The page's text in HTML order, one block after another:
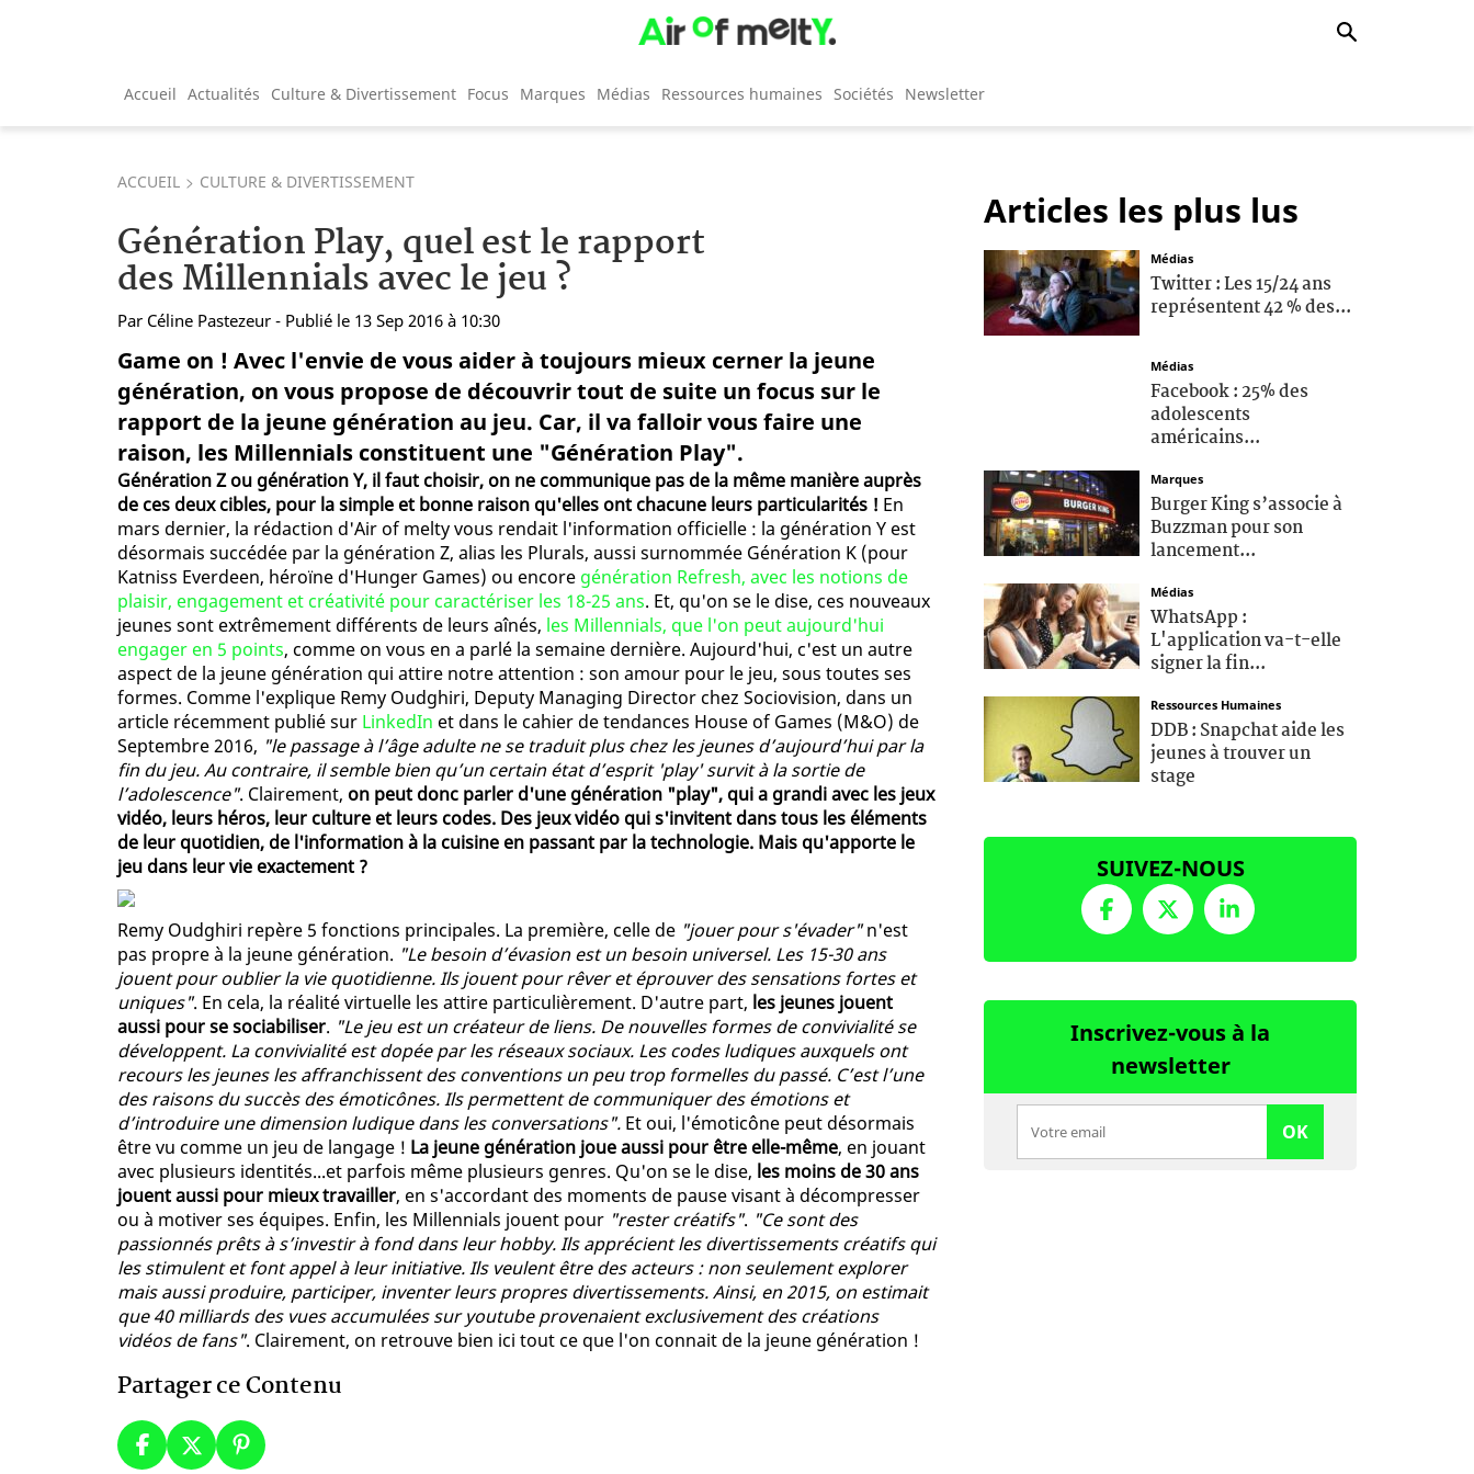
Accueil Actualités Culture & Divertissement Focus Marques Médias Ressources humaines Sociétés Newsletter
ACCUEIL CULTURE & DIVERTISSEMENT
Génération Play, quel est le rapport
des Millennials avec le jeu ?
Par Céline Pastezeur - Publié le 13 Sep 2016 à 10:30
Game on ! Avec l'envie de vous aider à toujours mieux cerner la jeune
génération, on vous propose de découvrir tout de suite un focus sur le
rapport de la jeune génération au jeu. Car, il va falloir vous faire une
raison, les Millennials constituent une "Génération Play".
Génération Z ou génération Y, il faut choisir, on ne communique pas de la même manière auprès
de ces deux cibles, pour la simple et bonne raison qu'elles ont chacune leurs particularités ! En
mars dernier, la rédaction d'Air of melty vous rendait l'information officielle : la génération Y est
désormais succédée par la génération Z, alias les Plurals, aussi surnommée Génération K (pour
Katniss Everdeen, héroïne d'Hunger Games) ou encore génération Refresh, avec les notions de
plaisir, engagement et créativité pour caractériser les 18-25 ans. Et, qu'on se le dise, ces nouveaux
jeunes sont extrêmement différents de leurs aînés, les Millennials, que l'on peut aujourd'hui
engager en 5 points, comme on vous en a parlé la semaine dernière. Aujourd'hui, c'est un autre
aspect de la jeune génération qui attire notre attention : son amour pour le jeu, sous toutes ses
formes. Comme l'explique Remy Oudghiri, Deputy Managing Director chez Sociovision, dans un
article récemment publié sur LinkedIn et dans le cahier de tendances House of Games (M&O) de
Septembre 2016, "le passage à l’âge adulte ne se traduit plus chez les jeunes d’aujourd’hui par la
fin du jeu. Au contraire, il semble bien qu’un certain état d’esprit 'play' survit à la sortie de
l’adolescence". Clairement, on peut donc parler d'une génération "play", qui a grandi avec les jeux
vidéo, leurs héros, leur culture et leurs codes. Des jeux vidéo qui s'invitent dans tous les éléments
de leur quotidien, de l'information à la cuisine en passant par la technologie. Mais qu'apporte le
jeu dans leur vie exactement ?
Remy Oudghiri repère 5 fonctions principales. La première, celle de "jouer pour s'évader"n'est
pas propre à la jeune génération. "Le besoin d’évasion est un besoin universel. Les 15-30 ans
jouent pour oublier la vie quotidienne. Ils jouent pour rêver et éprouver des sensations fortes et
uniques". En cela, la réalité virtuelle les attire particulièrement. D'autre part, les jeunes jouent
aussi pour se sociabiliser. "Le jeu est un créateur de liens. De nouvelles formes de convivialité se
développent. La convivialité est dopée par les réseaux sociaux. Les codes ludiques auxquels ont
recours les jeunes les affranchissent des conventions un peu trop formelles du passé. C’est l’une
des raisons du succès des émoticônes. Ils permettent de communiquer des émotions et
d’introduire une dimension ludique dans les conversations". Et oui, l'émoticône peut désormais
être vu comme un jeu de langage ! La jeune génération joue aussi pour être elle-même, en jouant
avec plusieurs identités...et parfois même plusieurs genres. Qu'on se le dise, les moins de 30 ans
jouent aussi pour mieux travailler, en s'accordant des moments de pause visant à décompresser
ou à motiver ses équipes. Enfin, les Millennials jouent pour "rester créatifs". "Ce sont des
passionnés prêts à s’investir à fond dans leur hobby. Ils apprécient les divertissements créatifs qui
les stimulent et font appel à leur initiative. Ils veulent être des acteurs : non seulement explorer
mais aussi produire, participer, inventer leurs propres divertissements. Ainsi, en 2015, on estimait
que 40 milliards des vues accumulées sur youtube provenaient exclusivement des créations
vidéos de fans". Clairement, on retrouve bien ici tout ce que l'on connait de la jeune génération !
Partager ce Contenu
Articles les plus lus
Médias
Twitter : Les 15/24 ans
représentent 42 % des...
Médias
Facebook : 25% des
adolescents
américains...
Marques
Burger King s’associe à
Buzzman pour son
lancement...
Médias
WhatsApp :
L'application va-t-elle
signer la fin...
Ressources Humaines
DDB : Snapchat aide les
jeunes à trouver un
stage
SUIVEZ-NOUS
Inscrivez-vous à la
newsletter
OK